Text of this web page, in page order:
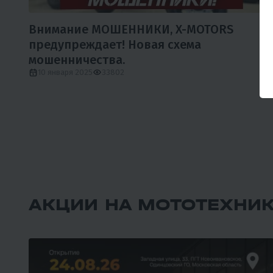
Внимание МОШЕННИКИ, X-MOTORS
предупреждает! Новая схема
мошенничества.
АКЦИИ НА